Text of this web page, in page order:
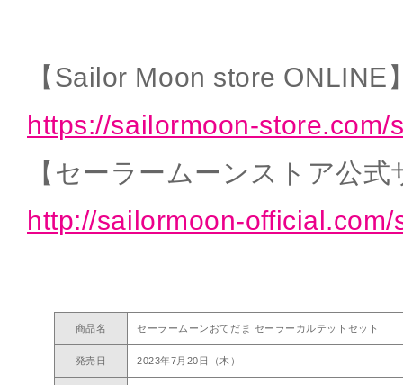
【Sailor Moon store ONLINE
https://sailormoon-store.com/
【セーラームーンストア公式
http://sailormoon-official.com/
商品名 セーラームーンおてだま セーラーカルテットセット
発売日 2023年7月20日（木）